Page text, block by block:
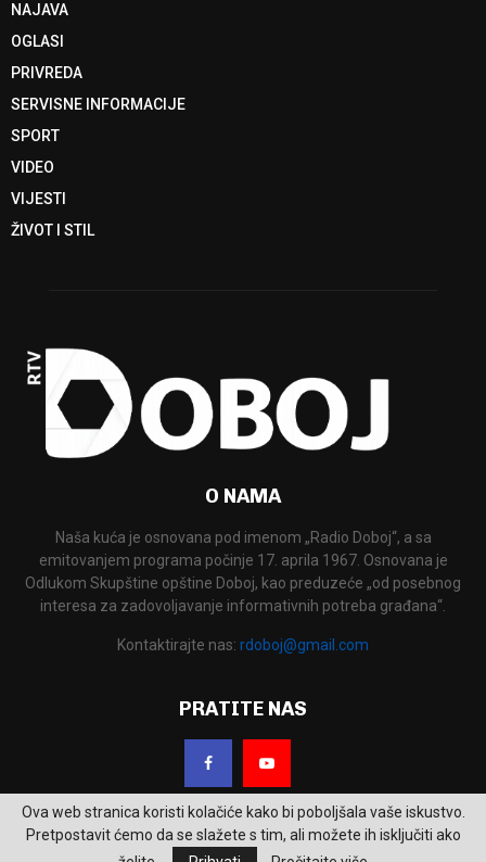
NAJAVA
OGLASI
PRIVREDA
SERVISNE INFORMACIJE
SPORT
VIDEO
VIJESTI
ŽIVOT I STIL
O NAMA
Naša kuća je osnovana pod imenom „Radio Doboj“, a sa
emitovanjem programa počinje 17. aprila 1967. Osnovana je
Odlukom Skupštine opštine Doboj, kao preduzeće „od posebnog
interesa za zadovoljavanje informativnih potreba građana“.
Kontaktirajte nas: rdoboj@gmail.com
PRATITE NAS
Ova web stranica koristi kolačiće kako bi poboljšala vaše iskustvo.
Pretpostavit ćemo da se slažete s tim, ali možete ih isključiti ako